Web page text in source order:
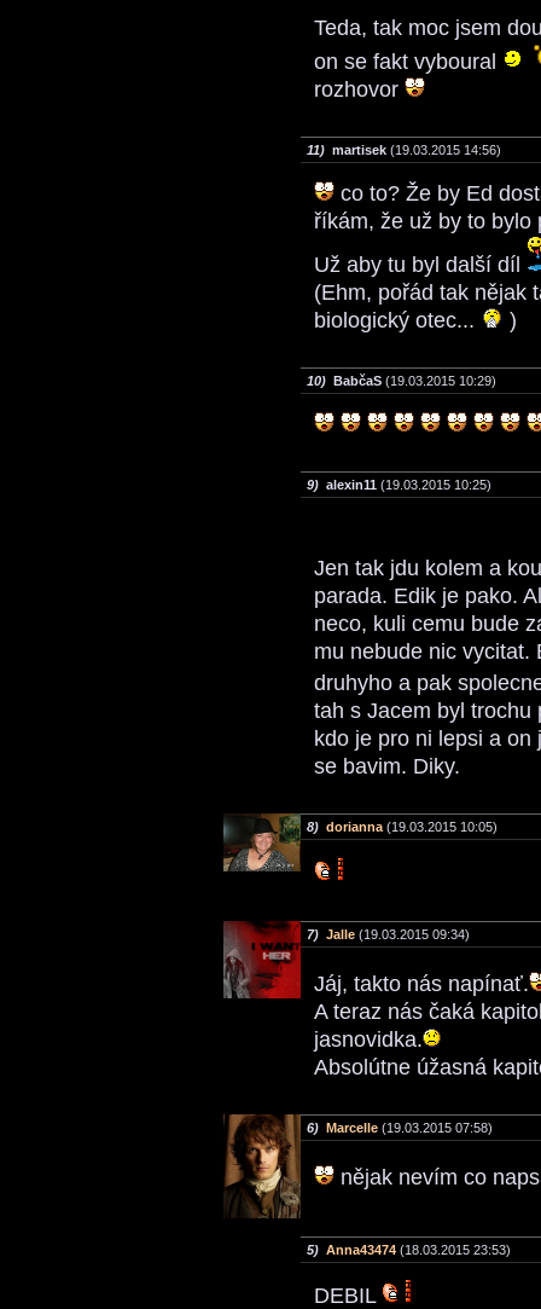
Teda, tak moc jsem
on se fakt vyboural
rozhovor
11) martisek (19.03.2015 14:56)
co to? Že by Ed
říkám, že už by to
Už aby tu byl další díl
(Ehm, pořád tak nějak
biologický otec...
)
10) BabčaS (19.03.2015 10:29)
9) alexin11 (19.03.2015 10:25)
Jen tak jdu kolem a
parada. Edik je pako.
neco, kuli cemu bude
mu nebude nic vycitat.
druhyho a pak
tah s Jacem byl trochu
kdo je pro ni lepsi a
se bavim. Diky.
8) dorianna (19.03.2015 10:05)
7) Jalle (19.03.2015 09:34)
Jáj, takto nás napínať.
A teraz nás čaká
jasnovidka.
Absolútne úžasná
6) Marcelle (19.03.2015 07:58)
nějak nevím co
5) Anna43474 (18.03.2015 23:53)
DEBIL